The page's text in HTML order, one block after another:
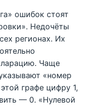
ошибок стоят
Недочёты
регионах. Их
Чаще
«номер
графе цифру 1,
— 0. «Нулевой